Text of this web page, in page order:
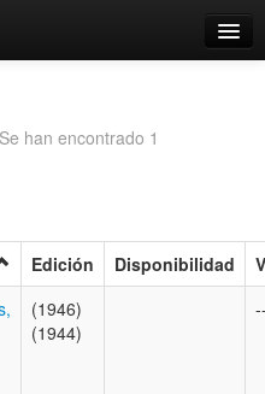
Se han encontrado 1
Edición Disponibilidad
(1946)
(1944)